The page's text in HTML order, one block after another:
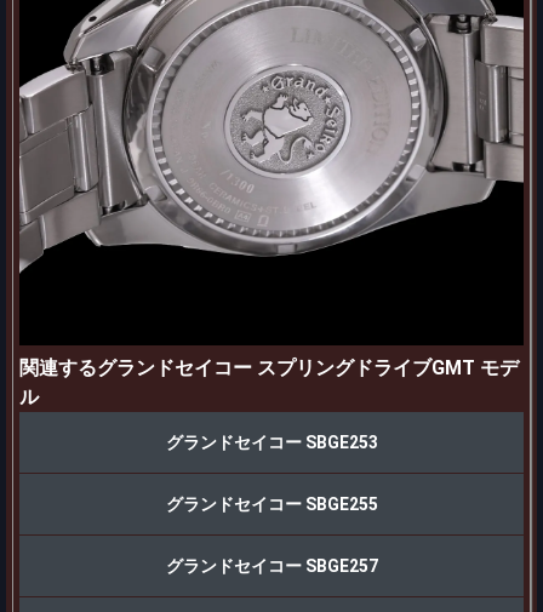
関連するグランドセイコー スプリングドライブGMT モデ
ル
グランドセイコー SBGE253
グランドセイコー SBGE255
グランドセイコー SBGE257